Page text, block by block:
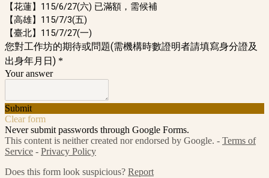
【花蓮】115/6/27(六) 已滿額，需候補
【高雄】115/7/3(五)
【臺北】115/7/27(一)
您對工作坊的期待或問題(需機構時數證明者請填寫身分證及
出身年月日) *
Your answer
Submit
Clear form
Never submit passwords through Google Forms.
This content is neither created nor endorsed by Google. - Terms of
Service - Privacy Policy
Does this form look suspicious? Report